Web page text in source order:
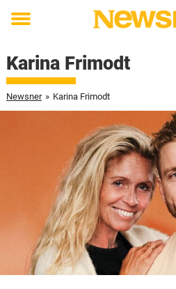
Toggle
Karina Frimodt
Newsner » Karina Frimodt